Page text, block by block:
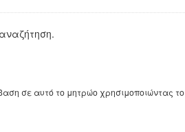
σε αυτό το μητρώο χρησιμοποιώντας το